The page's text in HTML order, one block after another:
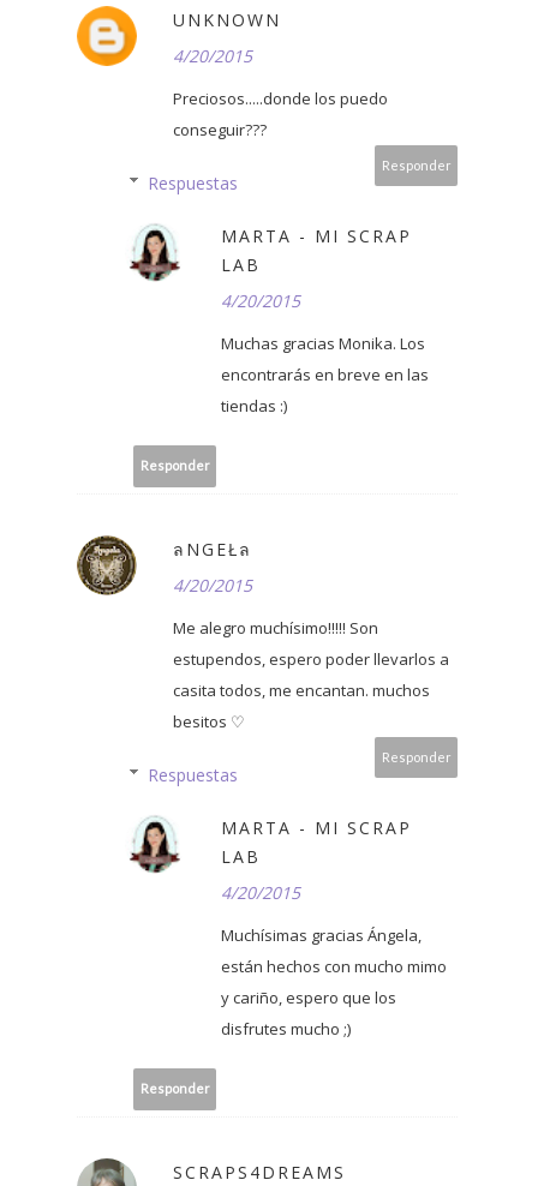
UNKNOWN
4/20/2015
Preciosos.....donde los puedo
conseguir???
Responder
Respuestas
MARTA - MI SCRAP
LAB
4/20/2015
Muchas gracias Monika. Los
encontrarás en breve en las
tiendas :)
Responder
ลNGΕŁล
4/20/2015
Me alegro muchísimo!!!!! Son
estupendos, espero poder llevarlos a
casita todos, me encantan. muchos
besitos ♡
Responder
Respuestas
MARTA - MI SCRAP
LAB
4/20/2015
Muchísimas gracias Ángela,
están hechos con mucho mimo
y cariño, espero que los
disfrutes mucho ;)
Responder
SCRAPS4DREAMS